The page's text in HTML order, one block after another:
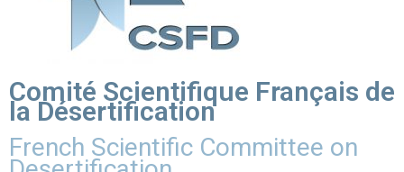
Comité Scientifique Français de
la Désertification
French Scientific Committee on